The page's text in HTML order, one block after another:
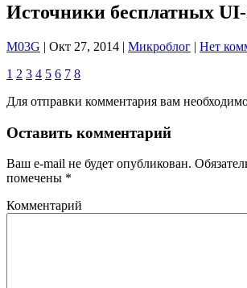
Источники бесплатных UI-
M03G | Окт 27, 2014 | Микроблог | Нет
1 2 3 4 5 6 7 8
Для отправки комментария вам
Оставить комментарий
Ваш e-mail не будет опубликован.
помечены *
Комментарий